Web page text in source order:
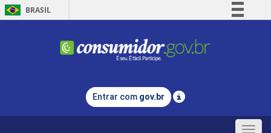
BRASIL
Comunica BR
Legislação
Entrar com gov.br
Toggle